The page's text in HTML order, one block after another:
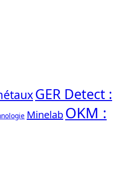
GER Detect :
MinelabOKM :